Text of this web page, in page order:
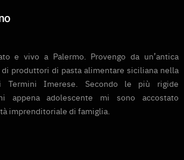
e vivo a Palermo. Provengo da un’antica
produttori di pasta alimentare siciliana nella
Termini Imerese. Secondo le più rigide
appena adolescente mi sono accostato
imprenditoriale di famiglia.